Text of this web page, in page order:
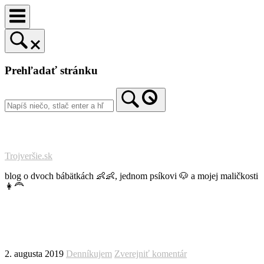
Prejsť
na
obsah
Prehľadať stránku
Trojveršie.sk
blog o dvoch bábätkách 👶👶, jednom psíkovi 🐶 a mojej maličkosti
👩‍🦰
2. augusta 2019 Denníkujem Zverejniť komentár